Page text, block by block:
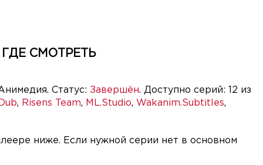
СМОТРЕТЬ
Статус: Завершён. Доступно серий: 12 из
, Risens Team, ML.Studio, Wakanim.Subtitles,
ниже. Если нужной серии нет в основном